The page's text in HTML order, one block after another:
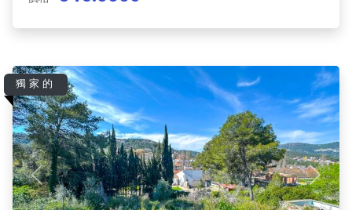
獨家的
Previous Next